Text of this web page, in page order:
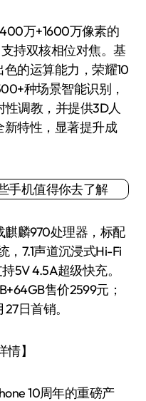
万+1600万像素的
持双核相位对焦。基
的运算能力，荣耀10
种场景智能识别，
调教，并提供3D人
特性，显著提升成
麟970处理器，标配
，7.1声道沉浸式Hi-Fi
5V 4.5A超级快充。
售价2599元；
日首销。
】
10周年的重磅产